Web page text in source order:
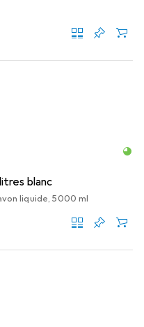
blanc
liquide, 5000 ml